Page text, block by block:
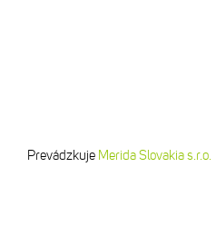
Prevádzkuje Merida Slovakia s.r.o.